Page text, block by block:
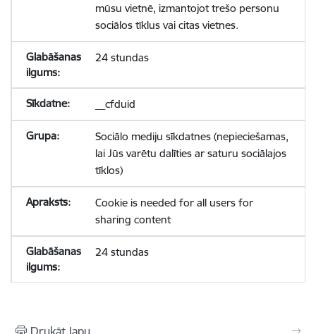
mūsu vietnē, izmantojot trešo personu
sociālos tīklus vai citas vietnes.
24 stundas
__cfduid
Sociālo mediju sīkdatnes (nepieciešamas,
lai Jūs varētu dalīties ar saturu sociālajos
tīklos)
Cookie is needed for all users for
sharing content
24 stundas
Drukāt lapu